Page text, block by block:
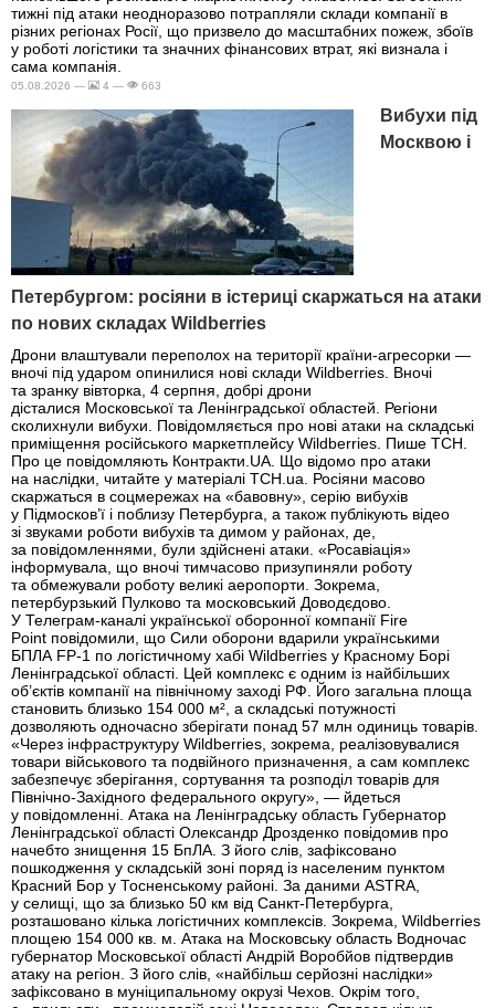
тижні під атаки неодноразово потрапляли склади компанії в
різних регіонах Росії, що призвело до масштабних пожеж, збоїв
у роботі логістики та значних фінансових втрат, які визнала і
сама компанія.
05.08.2026 — 4 — 663
Вибухи під
Москвою і
Петербургом: росіяни в істериці скаржаться на атаки
по нових складах Wildberries
Дрони влаштували переполох на території країни-агресорки —
вночі під ударом опинилися нові склади Wildberries. Вночі
та зранку вівторка, 4 серпня, добрі дрони
дісталися Московської та Ленінградської областей. Регіони
сколихнули вибухи. Повідомляється про нові атаки на складські
приміщення російського маркетплейсу Wildberries. Пише ТСН.
Про це повідомляють Контракти.UA. Що відомо про атаки
на наслідки, читайте у матеріалі ТСН.ua. Росіяни масово
скаржаться в соцмережах на «бавовну», серію вибухів
у Підмосков’ї і поблизу Петербурга, а також публікують відео
зі звуками роботи вибухів та димом у районах, де,
за повідомленнями, були здійснені атаки. «Росавіація»
інформувала, що вночі тимчасово призупиняли роботу
та обмежували роботу великі аеропорти. Зокрема,
петербурзький Пулково та московський Доводєдово.
У Телеграм-каналі української оборонної компанії Fire
Point повідомили, що Сили оборони вдарили українськими
БПЛА FP-1 по логістичному хабі Wildberries у Красному Борі
Ленінградської області. Цей комплекс є одним із найбільших
об’єктів компанії на північному заході РФ. Його загальна площа
становить близько 154 000 м², а складські потужності
дозволяють одночасно зберігати понад 57 млн одиниць товарів.
«Через інфраструктуру Wildberries, зокрема, реалізовувалися
товари військового та подвійного призначення, а сам комплекс
забезпечує зберігання, сортування та розподіл товарів для
Північно-Західного федерального округу», — йдеться
у повідомленні. Атака на Ленінградську область Губернатор
Ленінградської області Олександр Дрозденко повідомив про
начебто знищення 15 БпЛА. З його слів, зафіксовано
пошкодження у складській зоні поряд із населеним пунктом
Красний Бор у Тосненському районі. За даними ASTRA,
у селищі, що за близько 50 км від Санкт-Петербурга,
розташовано кілька логістичних комплексів. Зокрема, Wildberries
площею 154 000 кв. м. Атака на Московську область Водночас
губернатор Московської області Андрій Воробйов підтвердив
атаку на регіон. З його слів, «найбільш серйозні наслідки»
зафіксовано в муніципальному окрузі Чехов. Окрім того,